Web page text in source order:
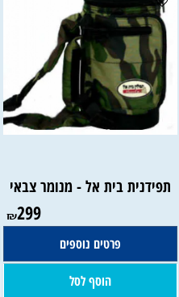
תפידנית בית אל - מנומר צבאי
₪299
פרטים נוספים
הוסף לסל